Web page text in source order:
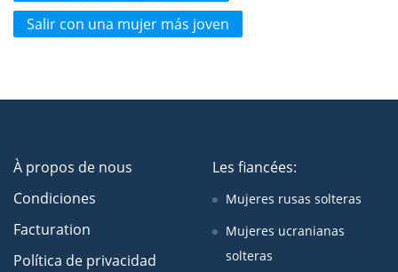
Salir con una mujer más joven
À propos de nous
Condiciones
Facturation
Política de privacidad
Les fiancées:
Mujeres rusas solteras
Mujeres ucranianas
solteras